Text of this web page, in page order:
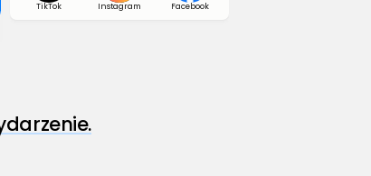
TikTok Instagram Facebook